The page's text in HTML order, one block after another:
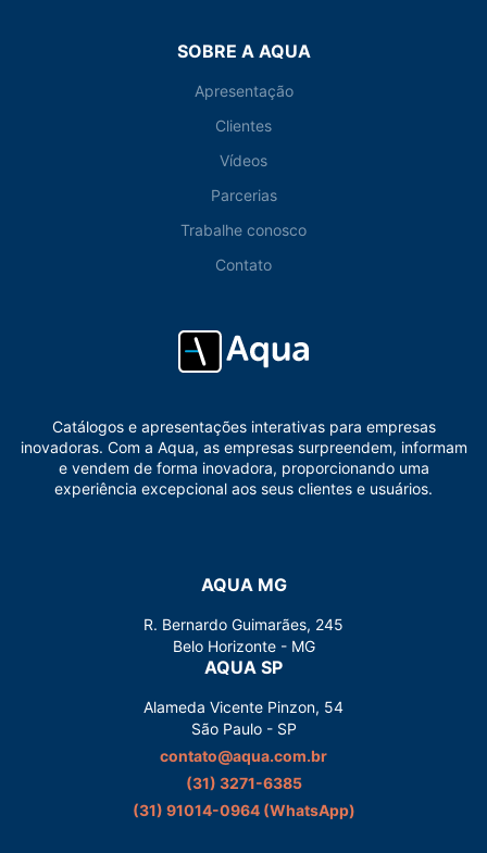
SOBRE A AQUA
Apresentação
Clientes
Vídeos
Parcerias
Trabalhe conosco
Contato
Catálogos e apresentações interativas para empresas
inovadoras. Com a Aqua, as empresas surpreendem, informam
e vendem de forma inovadora, proporcionando uma
experiência excepcional aos seus clientes e usuários.
AQUA MG
R. Bernardo Guimarães, 245
Belo Horizonte - MG
AQUA SP
Alameda Vicente Pinzon, 54
São Paulo - SP
contato@aqua.com.br
(31) 3271-6385
(31) 91014-0964‬ (WhatsApp)